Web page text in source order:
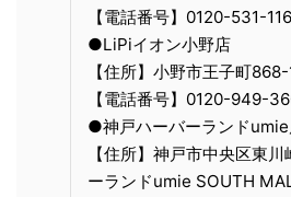
【電話番号】0120-531-116
●LiPiイオン小野店
【住所】小野市王子町
【電話番号】0120-949-
●神戸ハーバーランド
【住所】神戸市中央区東
ーランドumie SOUTH